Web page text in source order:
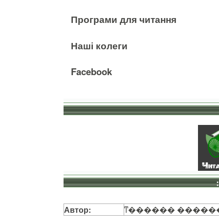
Програми для читання
Наші колеги
Facebook
Автор: ͳ������